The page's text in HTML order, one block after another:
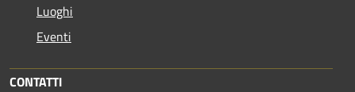
Luoghi
Eventi
CONTATTI